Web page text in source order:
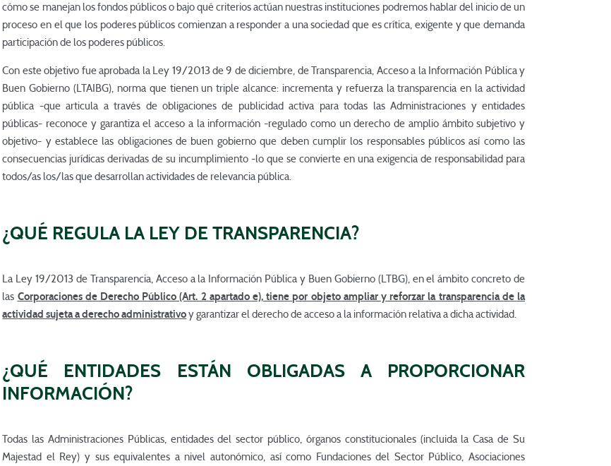
cómo se manejan los fondos públicos o bajo qué criterios actúan nuestras instituciones podremos hablar del inicio de un
proceso en el que los poderes públicos comienzan a responder a una sociedad que es crítica, exigente y que demanda
participación de los poderes públicos.
Con este objetivo fue aprobada la Ley 19/2013 de 9 de diciembre, de Transparencia, Acceso a la Información Pública y
Buen Gobierno (LTAIBG), norma que tienen un triple alcance: incrementa y refuerza la transparencia en la actividad
pública -que articula a través de obligaciones de publicidad activa para todas las Administraciones y entidades
públicas- reconoce y garantiza el acceso a la información -regulado como un derecho de amplio ámbito subjetivo y
objetivo- y establece las obligaciones de buen gobierno que deben cumplir los responsables públicos así como las
consecuencias jurídicas derivadas de su incumplimiento -lo que se convierte en una exigencia de responsabilidad para
todos/as los/las que desarrollan actividades de relevancia pública.
¿QUÉ REGULA LA LEY DE TRANSPARENCIA?
La Ley 19/2013 de Transparencia, Acceso a la Información Pública y Buen Gobierno (LTBG), en el ámbito concreto de
las Corporaciones de Derecho Público (Art. 2 apartado e), tiene por objeto ampliar y reforzar la transparencia de la
actividad sujeta a derecho administrativoy garantizar el derecho de acceso a la información relativa a dicha actividad.
¿QUÉ ENTIDADES ESTÁN OBLIGADAS A PROPORCIONAR
INFORMACIÓN?
Todas las Administraciones Públicas, entidades del sector público, órganos constitucionales (incluida la Casa de Su
Majestad el Rey) y sus equivalentes a nivel autonómico, así como Fundaciones del Sector Público, Asociaciones